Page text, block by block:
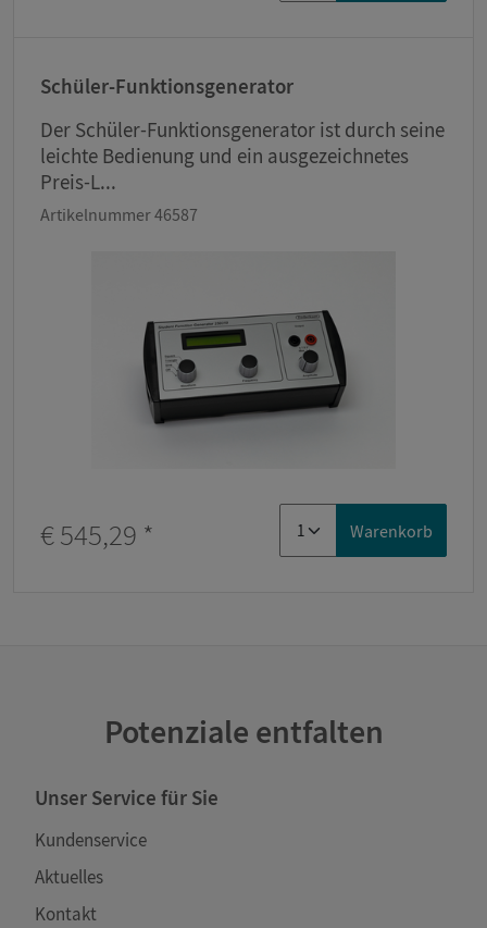
Schüler-Funktionsgenerator
Der Schüler-Funktionsgenerator ist durch seine
leichte Bedienung und ein ausgezeichnetes
Preis-L...
Artikelnummer 46587
€ 545,29 * Warenkorb
Potenziale entfalten
Unser Service für Sie
Kundenservice
Aktuelles
Kontakt